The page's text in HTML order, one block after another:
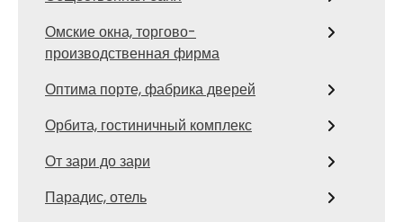
Омские окна, торгово-
производственная фирма
Оптима порте, фабрика дверей
Орбита, гостиничный комплекс
От зари до зари
Парадис, отель